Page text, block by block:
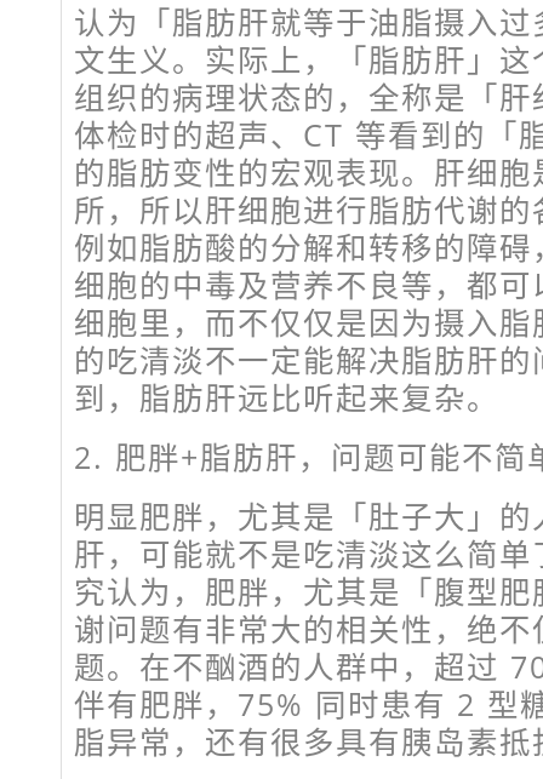
认为「脂肪肝就等于油脂摄入
文生义。实际上，「脂肪肝」
组织的病理状态的，全称是「
体检时的超声、CT 等看到的「
的脂肪变性的宏观表现。肝细
所，所以肝细胞进行脂肪代谢
例如脂肪酸的分解和转移的障
细胞的中毒及营养不良等，都
细胞里，而不仅仅是因为摄入
的吃清淡不一定能解决脂肪肝
到，脂肪肝远比听起来复杂。
2. 肥胖+脂肪肝，问题可能不简
明显肥胖，尤其是「肚子大」
肝，可能就不是吃清淡这么简
究认为，肥胖，尤其是「腹型
谢问题有非常大的相关性，绝
题。在不酗酒的人群中，超过
伴有肥胖，75% 同时患有 2 型
脂异常，还有很多具有胰岛素